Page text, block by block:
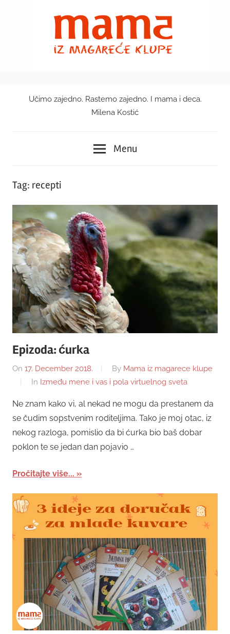
Mama
magareće
klupe
Učimo zajedno. Rastemo zajedno. I mama i deca.
Milena Kostić
Menu
Tag: recepti
Epizoda: ćurka
On 17. December 2018. By Mama iz magarece klupe
In Između mene i vas i pola virtuelnog sveta
Ne znam kako vi, al nekad ne mogu da prestanem da
se čudim sopstvenim roditeljima. Tako je moj otac, iz
nekog razloga, pomislio da bi ćurka bio baš dobar
poklon te se jedan dan pojavio …
Pročitajte više...